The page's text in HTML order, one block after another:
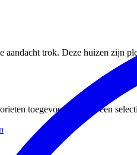
aandacht trok. Deze huizen zijn
toegevoegd. Maak een